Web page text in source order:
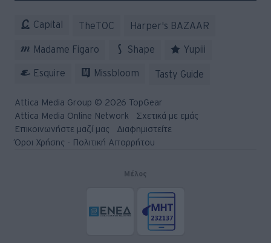
Attica Media Online Network
Επικοινωνήστε μαζί μας
Capital TheTOC Harper's BAZAAR
Madame Figaro Shape Yupiii
Esquire Missbloom Tasty Guide
Attica Media Group © 2026 TopGear
Attica Media Online Network
Σχετικά με εμάς
Επικοινωνήστε μαζί μας
Διαφημιστείτε
Όροι Χρήσης - Πολιτική Απορρήτου
Μέλος